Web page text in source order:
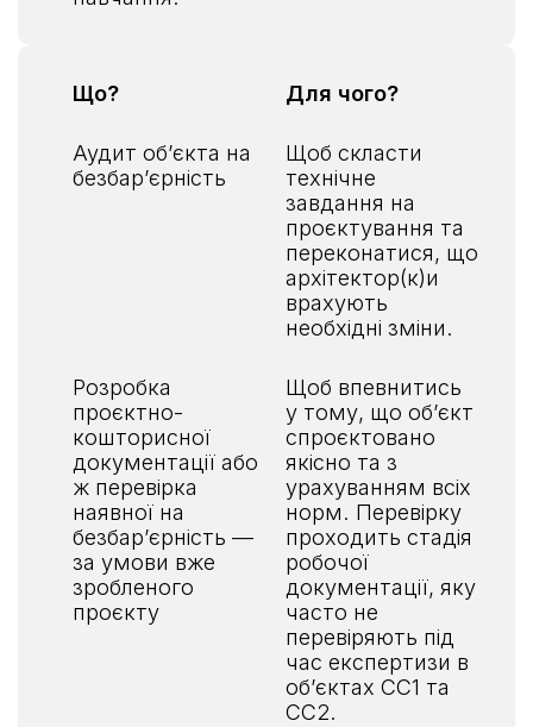
Що? Для чого?
Аудит обʼєкта на
безбарʼєрність
Щоб скласти
технічне
завдання на
проєктування та
переконатися, що
архітектор(к)и
врахують
необхідні зміни.
Розробка
проєктно-
кошторисної
документації або
ж перевірка
наявної на
безбарʼєрність —
за умови вже
зробленого
проєкту
Щоб впевнитись
у тому, що обʼєкт
спроєктовано
якісно та з
урахуванням всіх
норм. Перевірку
проходить стадія
робочої
документації, яку
часто не
перевіряють під
час експертизи в
обʼєктах СС1 та
СС2.